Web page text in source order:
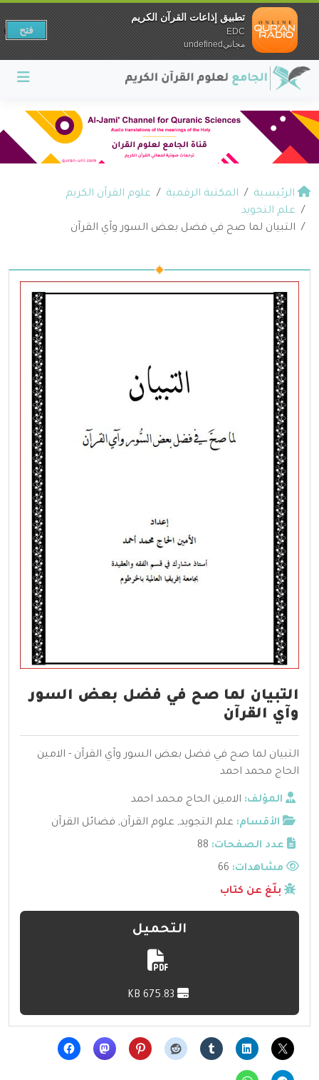
الرئيسية المكتبة الرقمية
علوم القرآن الكريم
علم التجويد
التبيان لما صح في فضل بعض السور وآي القرآن
التبيان لما صح في فضل بعض السور
وآي القرآن
التبيان لما صح في فضل بعض السور وآي القرآن - الامين
الحاج محمد احمد
المؤلف: الامين الحاج محمد احمد
الأقسام: علم التجويد, علوم القرآن, فضائل القرآن
عدد الصفحات: 88
مشاهدات:
بلّغ عن كتاب
التحميل
تطبيق إذاعات القرآن الكريم
EDC
مجانيundefined
فتح